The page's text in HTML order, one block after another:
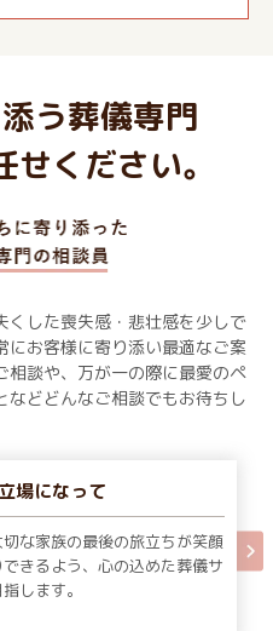
う葬儀専門
ください。
くした喪失感・悲壮感を少しで
にお客様に寄り添い最適なご案
相談や、万が一の際に最愛のペ
などどんなご相談でもお待ちし
場になって
な家族の最後の旅立ちが笑顔
きるよう、心の込めた葬儀サ
します。